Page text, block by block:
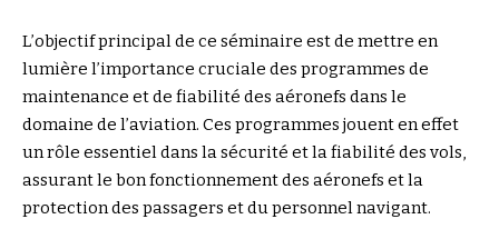
L’objectif principal de ce séminaire est de mettre en
lumière l’importance cruciale des programmes de
maintenance et de fiabilité des aéronefs dans le
domaine de l’aviation. Ces programmes jouent en effet
un rôle essentiel dans la sécurité et la fiabilité des vols,
assurant le bon fonctionnement des aéronefs et la
protection des passagers et du personnel navigant.